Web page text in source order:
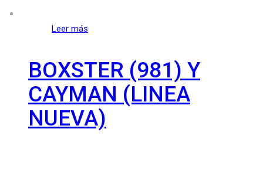
Leer más
BOXSTER (981) Y
CAYMAN (LINEA
NUEVA)